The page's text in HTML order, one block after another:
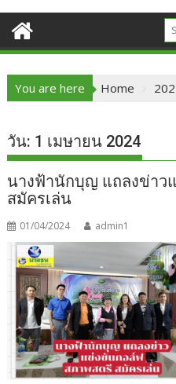
You are here Home
วัน: 1 เมษายน 2024
นางฟ้านักบุญ แถลงข่าว
สมัครเล่น
01/04/2024 admin1